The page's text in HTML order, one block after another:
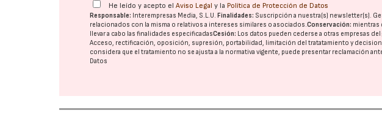
He leído y acepto elAviso Legal y la Política de Protección de Datos
Responsable: Interempresas Media, S.L.U.Finalidades: Suscripción a nuestra(s) newsletter(s).
relacionados con la misma o relativos a intereses similares o asociados.Conservación: mientras
llevar a cabo las finalidades especificadasCesión: Los datos pueden cederse a otras empresas del
Acceso, rectificación, oposición, supresión, portabilidad, limitación del tratatamiento y
considera que el tratamiento no se ajusta a la normativa vigente, puede presentar reclamación
Datos